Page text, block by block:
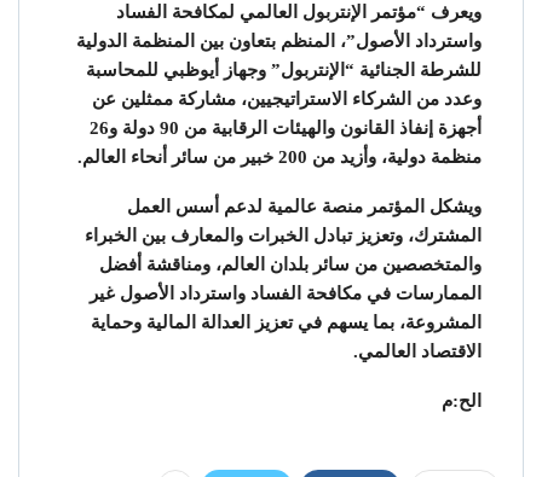
ويعرف “مؤتمر الإنتربول العالمي لمكافحة الفساد
واسترداد الأصول”، المنظم بتعاون بين المنظمة الدولية
للشرطة الجنائية “الإنتربول” وجهاز أيوظبي للمحاسبة
وعدد من الشركاء الاستراتيجيين، مشاركة ممثلين عن
أجهزة إنفاذ القانون والهيئات الرقابية من 90 دولة و26
منظمة دولية، وأزيد من 200 خبير من سائر أنحاء العالم.
ويشكل المؤتمر منصة عالمية لدعم أسس العمل
المشترك، وتعزيز تبادل الخبرات والمعارف بين الخبراء
والمتخصصين من سائر بلدان العالم، ومناقشة أفضل
الممارسات في مكافحة الفساد واسترداد الأصول غير
المشروعة، بما يسهم في تعزيز العدالة المالية وحماية
الاقتصاد العالمي.
الح:م